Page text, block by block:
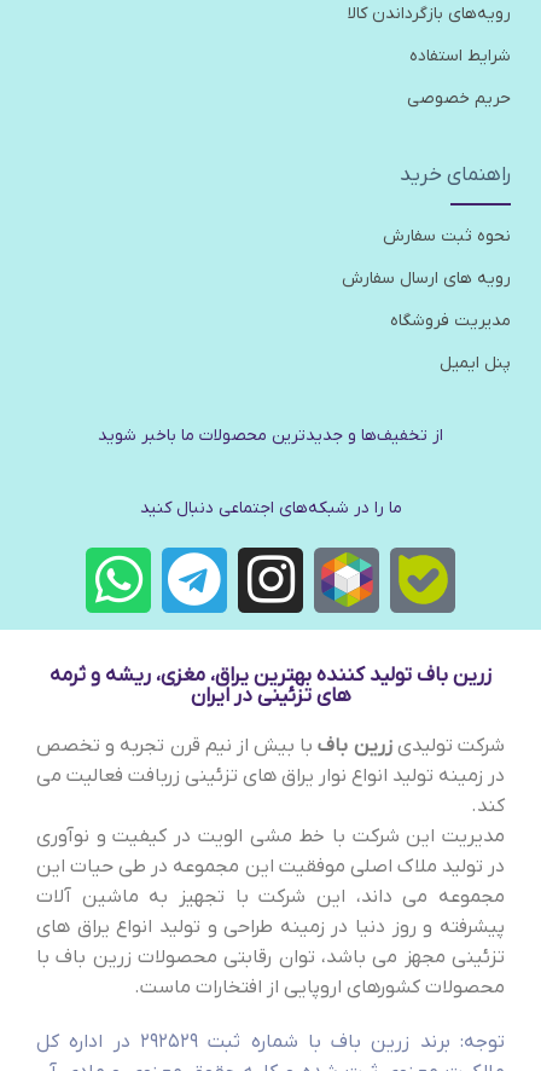
رویه‌های بازگرداندن کالا
شرایط استفاده
حریم خصوصی
راهنمای خرید
نحوه ثبت سفارش
رویه های ارسال سفارش
مدیریت فروشگاه
پنل ایمیل
از تخفیف‌ها و جدیدترین‌ محصولات ما باخبر شوید
ما را در شبکه‌های اجتماعی دنبال کنید
زرین باف تولید کننده بهترین یراق، مغزی، ریشه و ثرمه
های تزئینی در ایران
شرکت تولیدیزرین بافبا بیش از نیم قرن تجربه و تخصص
در زمینه تولید انواع نوار یراق های تزئینی زربافت فعالیت می
کند.
مدیریت این شرکت با خط مشی الویت در کیفیت و نوآوری
در تولید ملاک اصلی موفقیت این مجموعه در طی حیات این
مجموعه می داند، این شرکت با تجهیز به ماشین آلات
پیشرفته و روز دنیا در زمینه طراحی و تولید انواع یراق های
تزئینی مجهز می باشد، توان رقابتی محصولات زرین باف با
محصولات کشورهای اروپایی از افتخارات ماست.
توجه: برند زرین باف با شماره ثبت 292529 در اداره کل